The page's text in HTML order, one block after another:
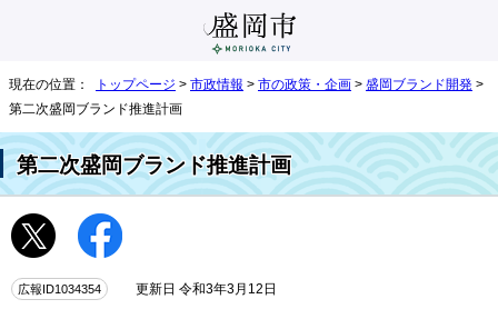
現在の位置： トップページ > 市政情報 > 市の政策・企画 > 盛岡ブランド開発 >
第二次盛岡ブランド推進計画
第二次盛岡ブランド推進計画
広報ID1034354 更新日 令和3年3月12日